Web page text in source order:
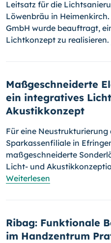
Leitsatz für die
Löwenbräu in
GmbH wurde beauftragt,
Lichtkonzept zu realisieren.
Maßgeschneiderte
ein integratives
Akustikkonzept
Für eine
Sparkassenfiliale in
maßgeschneiderte
Licht- und
Weiterlesen
Ribag: Funktionale
im Handzentrum